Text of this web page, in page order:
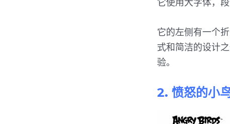
它使用大字体，段
它的左侧有一个
式和简洁的设计
验。
2. 愤怒的小